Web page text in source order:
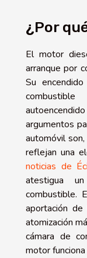
¿Por
El motor
arranque por
Su
argumentos
automóvil
reflejan una
noticias de
atestigua
combustible.
aportación
atomización
cámara de
motor